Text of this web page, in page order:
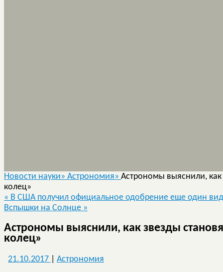
Новости науки» Астрономия» Астрономы выяснили,
колец»
« В США получил официальное одобрение еще один
Вспышки на Солнце »
Астрономы выяснили, как звезды
колец»
21.10.2017 Астрономия